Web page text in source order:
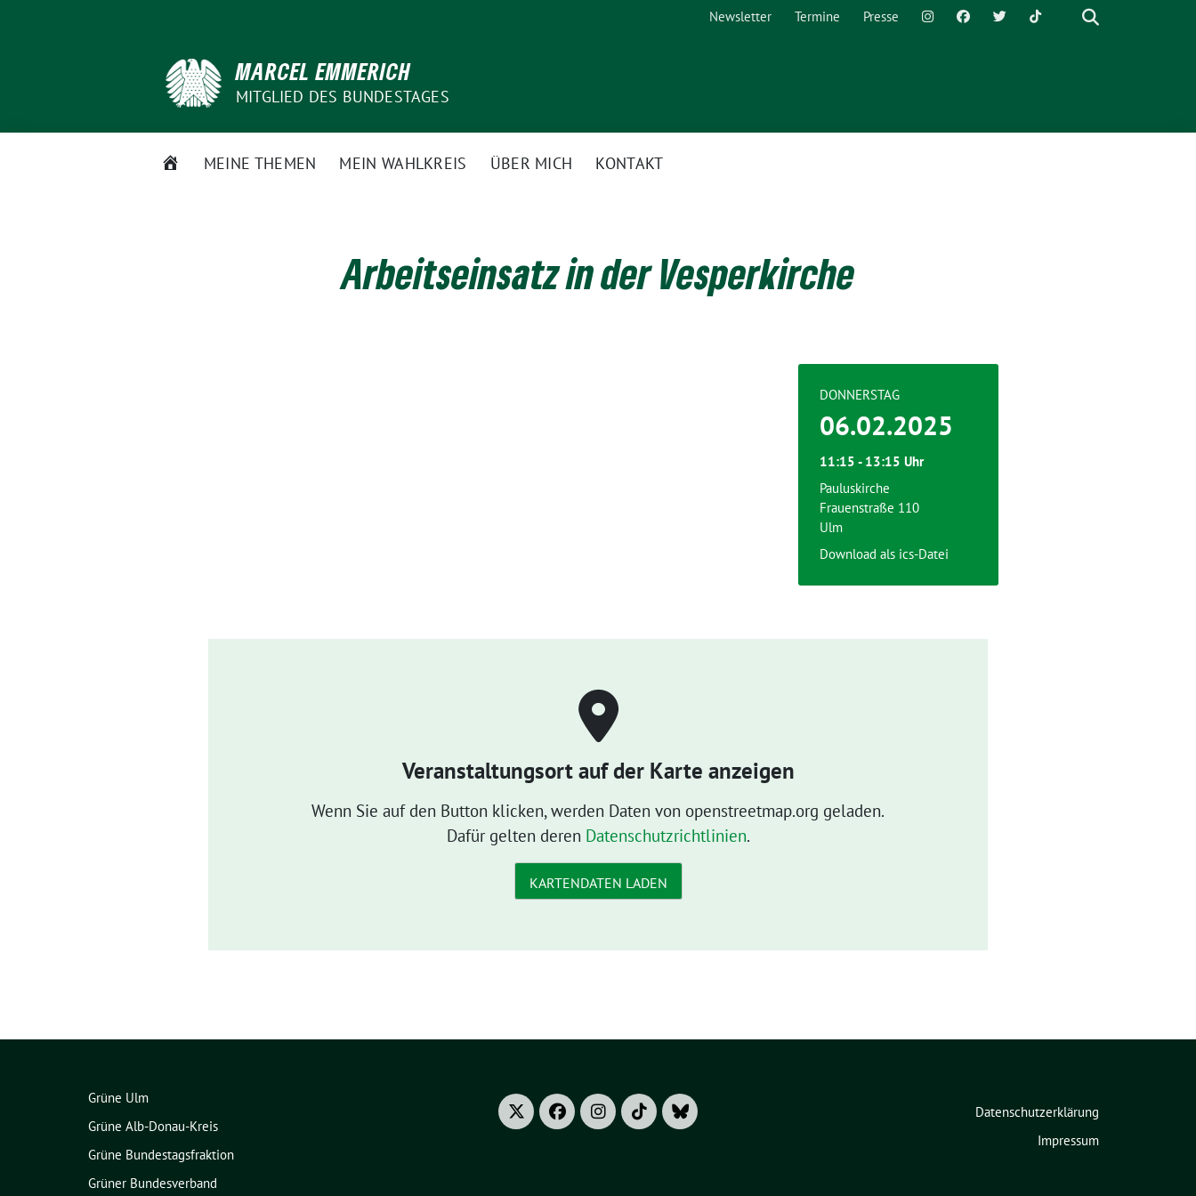
Newsletter Termine Presse
MARCEL EMMERICH
MITGLIED DES BUNDESTAGES
STARTSEITE
MEINE THEMEN MEIN WAHLKREIS ÜBER MICH KONTAKT
Arbeitseinsatz in der Vesperkirche
DONNERSTAG
06.02.2025
11:15 - 13:15 Uhr
Pauluskirche
Frauenstraße 110
Ulm
Download als ics-Datei
Veranstaltungsort auf der Karte anzeigen
Wenn Sie auf den Button klicken, werden Daten von openstreetmap.org geladen.
Dafür gelten deren Datenschutzrichtlinien.
KARTENDATEN LADEN
Grüne Ulm
Grüne Alb-Donau-Kreis
Grüne Bundestagsfraktion
Grüner Bundesverband
Datenschutzerklärung
Impressum